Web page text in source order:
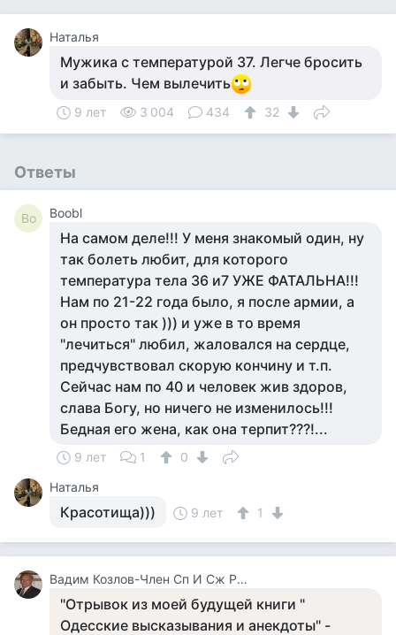
Наталья
Мужика с температурой 37. Легче бросить
и забыть. Чем вылечить
9 лет 3 004 434 32
Ответы
Bo Boobl
На самом деле!!! У меня знакомый один, ну
так болеть любит, для которого
температура тела 36 и7 УЖЕ ФАТАЛЬНА!!!
Нам по 21-22 года было, я после армии, а
он просто так ))) и уже в то время
"лечиться" любил, жаловался на сердце,
предчувствовал скорую кончину и т.п.
Сейчас нам по 40 и человек жив здоров,
слава Богу, но ничего не изменилось!!!
Бедная его жена, как она терпит???!...
9 лет 1
0
Наталья
Красотища))) 9 лет 1
Вадим Козлов-Член Сп И Сж России.будут Вопросы -Звоните 8 926 571 18 95
"Отрывок из моей будущей книги "
Одесские высказывания и анекдоты" -